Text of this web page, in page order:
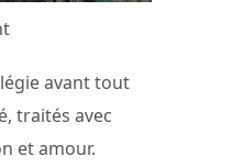
avant tout
traités avec
et amour.